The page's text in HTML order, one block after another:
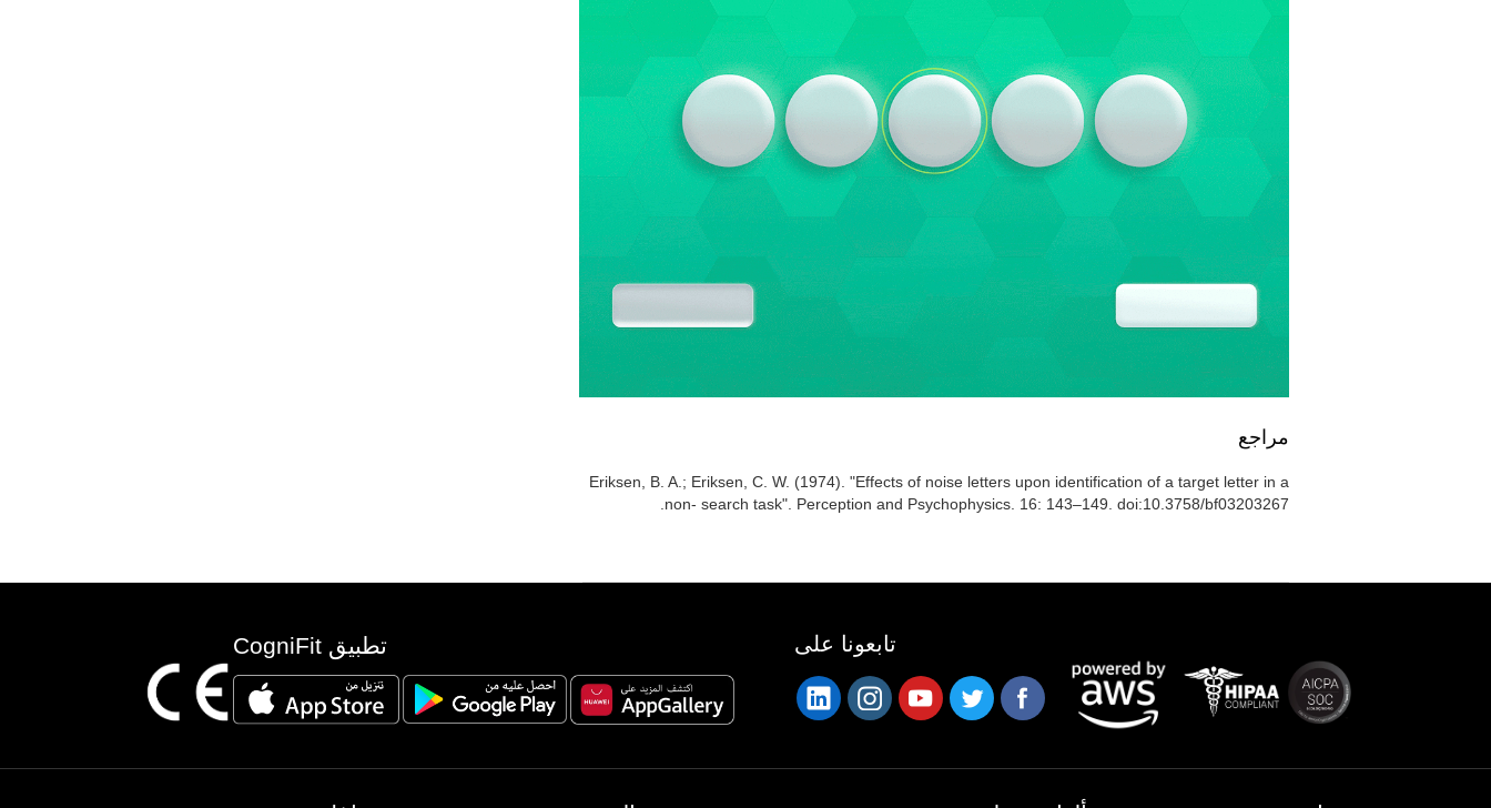
مراجع
Eriksen, B. A.; Eriksen, C. W. (1974). "Effects of noise letters upon identification of a target letter in a
non- search task". Perception and Psychophysics. 16: 143–149. doi:10.3758/bf03203267.
تطبيق CogniFit تابعونا على